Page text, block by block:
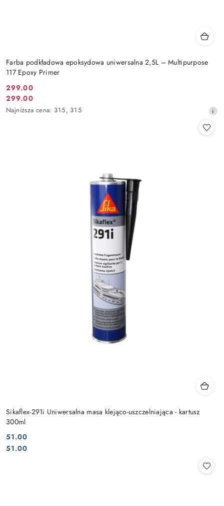
Farba podkładowa epoksydowa uniwersalna 2,5L – Multipurpose
117 Epoxy Primer
Cena
promocyjna:
299.00
Cena
promocyjna:
299.00
Najniższa
Najniższa cena: 315, 315
Sikaflex-291i Uniwersalna masa klejąco-uszczelniająca - kartusz
300ml
Cena:
51.00
Cena:
51.00